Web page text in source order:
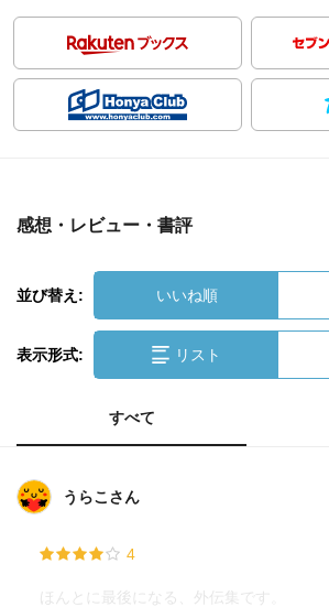
感想・レビュー・書評
並び替え: いいね順
表示形式: リスト
すべて
うらこさん
4
ほんとに最後になる、外伝集です。